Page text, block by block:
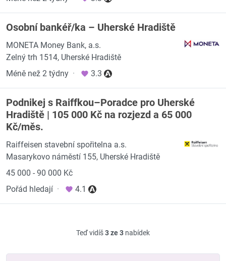
Osobní bankéř/ka – Uherské Hradiště
MONETA Money Bank, a.s.
Zelný trh 1514, Uherské Hradiště
Méně než 2 týdny · 3.3
Podnikej s Raiffkou–Poradce pro Uherské
Hradiště | 105 000 Kč na rozjezd a 65 000
Kč/měs.
Raiffeisen stavební spořitelna a.s.
Masarykovo náměstí 155, Uherské Hradiště
45 000 - 90 000 Kč
Pořád hledají · 4.1
Teď vidíš3 ze 3 nabídek